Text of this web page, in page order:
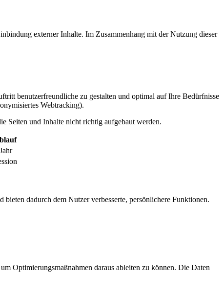
externer Inhalte. Im Zusammenhang mit der Nutzung dieser
benutzerfreundliche zu gestalten und optimal auf Ihre Bedürfnisse
Webtracking).
Seiten und Inhalte nicht richtig aufgebaut werden.
dadurch dem Nutzer verbesserte, persönlichere Funktionen.
Optimierungsmaßnahmen daraus ableiten zu können. Die Daten